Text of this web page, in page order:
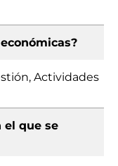
Actividades
el que se